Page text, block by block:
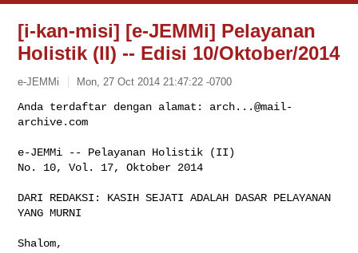
[i-kan-misi] [e-JEMMi] Pelayanan
Holistik (II) -- Edisi 10/Oktober/2014
e-JEMMi Mon, 27 Oct 2014 21:47:22 -0700
Anda terdaftar dengan alamat: arch...@mail-
archive.com
e-JEMMi -- Pelayanan Holistik (II)
No. 10, Vol. 17, Oktober 2014
DARI REDAKSI: KASIH SEJATI ADALAH DASAR PELAYANAN
YANG MURNI
Shalom,